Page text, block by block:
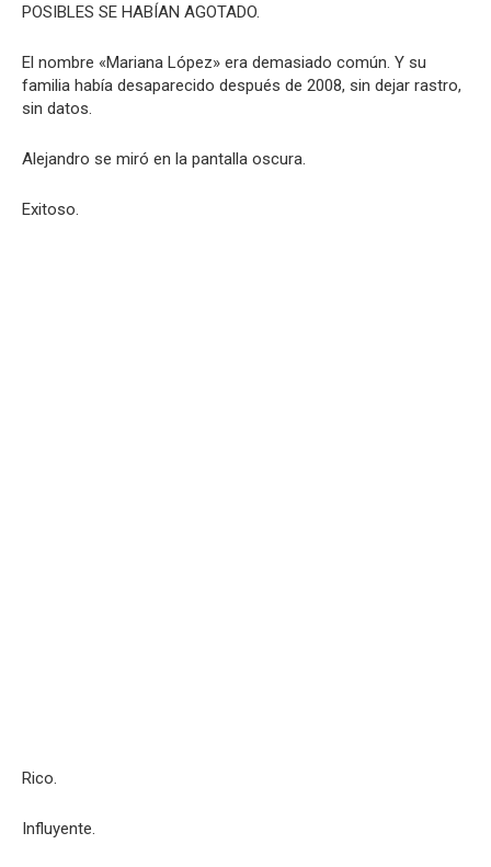
POSIBLES SE HABÍAN AGOTADO.
El nombre «Mariana López» era demasiado común. Y su
familia había desaparecido después de 2008, sin dejar rastro,
sin datos.
Alejandro se miró en la pantalla oscura.
Exitoso.
Rico.
Influyente.